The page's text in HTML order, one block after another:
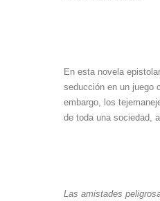
En esta novela
seducción en un juego
embargo, los
de toda una sociedad,
Las amistades